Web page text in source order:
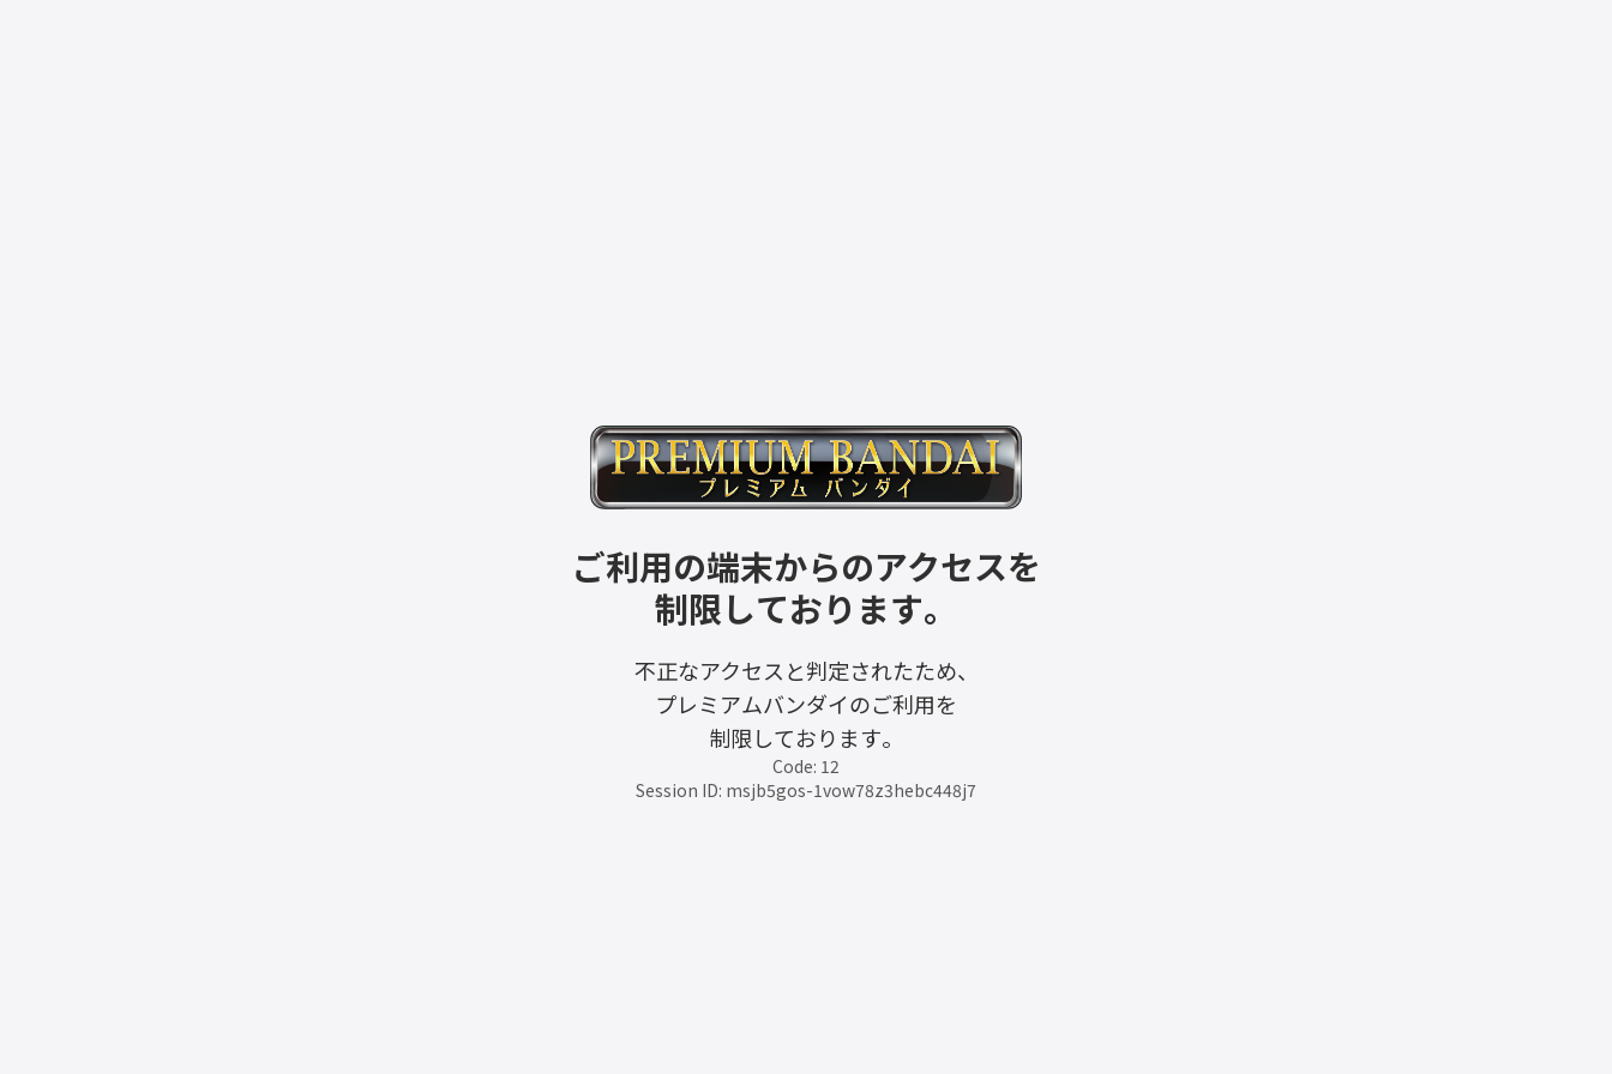
ご利用の端末からのアクセスを
制限しております。
不正なアクセスと判定されたため、
プレミアムバンダイのご利用を
制限しております。
Code: 12
Session ID: msjb5gos-1vow78z3hebc448j7